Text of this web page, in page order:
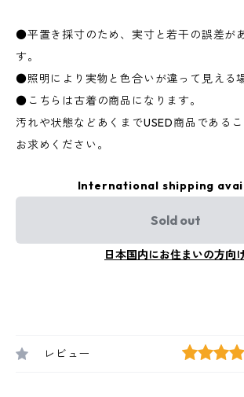
●平置き採寸のため、実寸と若干の誤差が
す。
●照明により実物と色合いが違って見える
●こちらは古着の商品になります。
汚れや状態などあくまでUSED商品である
お求めください。
International shipping
Sold out
日本国内にお住まいの方向
レビュー